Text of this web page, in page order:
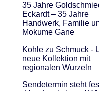
35 Jahre
Eckardt – 35 Jahre
Handwerk, Familie
Mokume Gane
Kohle zu Schmuck -
neue Kollektion mit
regionalen Wurzeln
Sendetermin steht